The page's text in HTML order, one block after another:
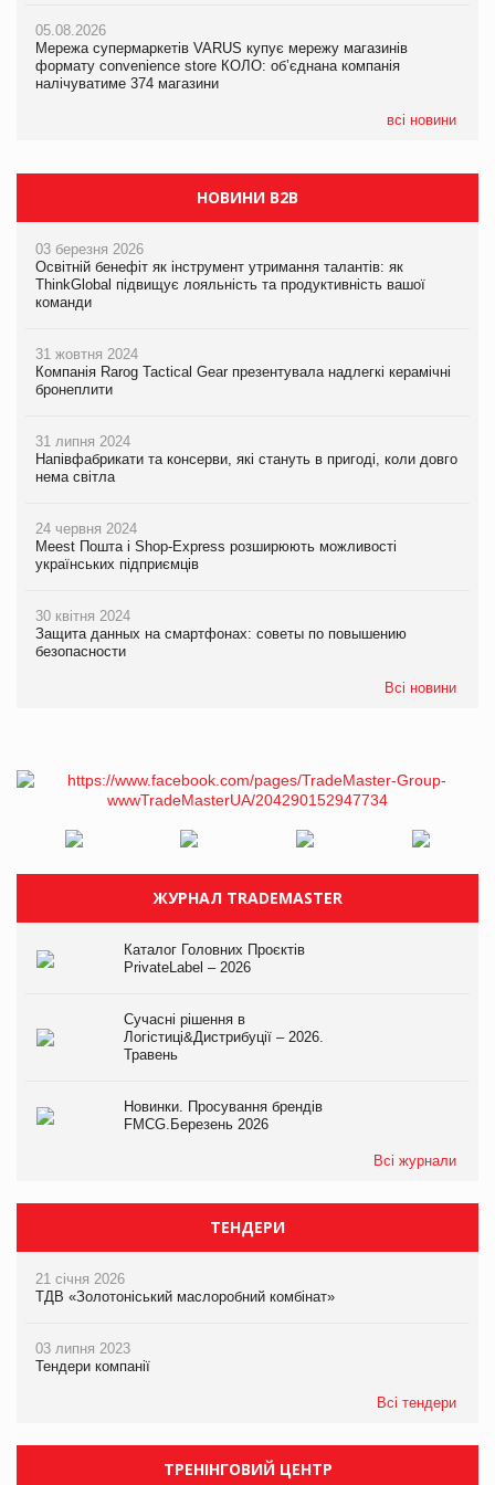
05.08.2026
Мережа супермаркетів VARUS купує мережу магазинів
формату convenience store КОЛО: об’єднана компанія
налічуватиме 374 магазини
всі новини
04.08.2026
Через атаку РФ у Дніпрі пошкоджено склад шоколаду
Millennium
05.08.2026
Adidas витратила понад $1 млрд на маркетинг за квартал
НОВИНИ B2B
03 березня 2026
Освітній бенефіт як інструмент утримання талантів: як
ThinkGlobal підвищує лояльність та продуктивність вашої
команди
31 жовтня 2024
Компанія Rarog Tactical Gear презентувала надлегкі керамічні
бронеплити
31 липня 2024
Напівфабрикати та консерви, які стануть в пригоді, коли довго
нема світла
24 червня 2024
Meest Пошта і Shop-Express розширюють можливості
українських підприємців
30 квітня 2024
Защита данных на смартфонах: советы по повышению
безопасности
Всі новини
ЖУРНАЛ TRADEMASTER
Каталог Головних Проєктів
PrivateLabel – 2026
Сучасні рішення в
Логістиці&Дистрибуції – 2026.
Травень
Новинки. Просування брендів
FMCG.Березень 2026
Всі журнали
ТЕНДЕРИ
21 січня 2026
ТДВ «Золотоніський маслоробний комбінат»
03 липня 2023
Тендери компанії
Всі тендери
ТРЕНІНГОВИЙ ЦЕНТР